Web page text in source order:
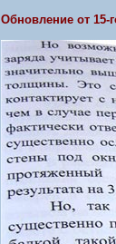
Обновление от 15-